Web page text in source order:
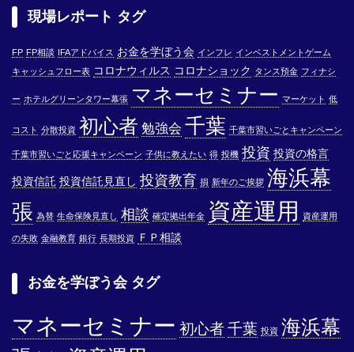
現場レポート タグ
FP FP相談 IFAアドバイス お金を学ぼう会 インフレ インベストメントゲーム
キャッシュフロー表 コロナウィルス コロナショック タンス預金 フィナシ
ー ホテルグリーンタワー幕張 マネーセミナー マーケット 低
コスト 分散投資 初心者 勉強会 千葉 千葉市習いごとキャンペーン
千葉市習いごと応援キャンペーン 子供に教えたい 得 投機 投資 投資の格言
投資信託 投資信託見直し 投資教育 損 新年のご挨拶 海浜幕
張 為替 生命保険見直し 相談 確定拠出年金 資産運用 資産運用
の失敗 金融教育 銀行 長期投資 ＦＰ相談
お金を学ぼう会 タグ
マネーセミナー 初心者千葉 投資 海浜幕